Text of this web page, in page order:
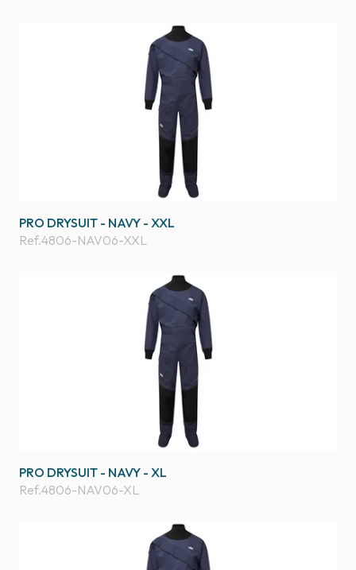
PRO DRYSUIT - NAVY - XXL
Ref.4806-NAV06-XXL
PRO DRYSUIT - NAVY - XL
Ref.4806-NAV06-XL